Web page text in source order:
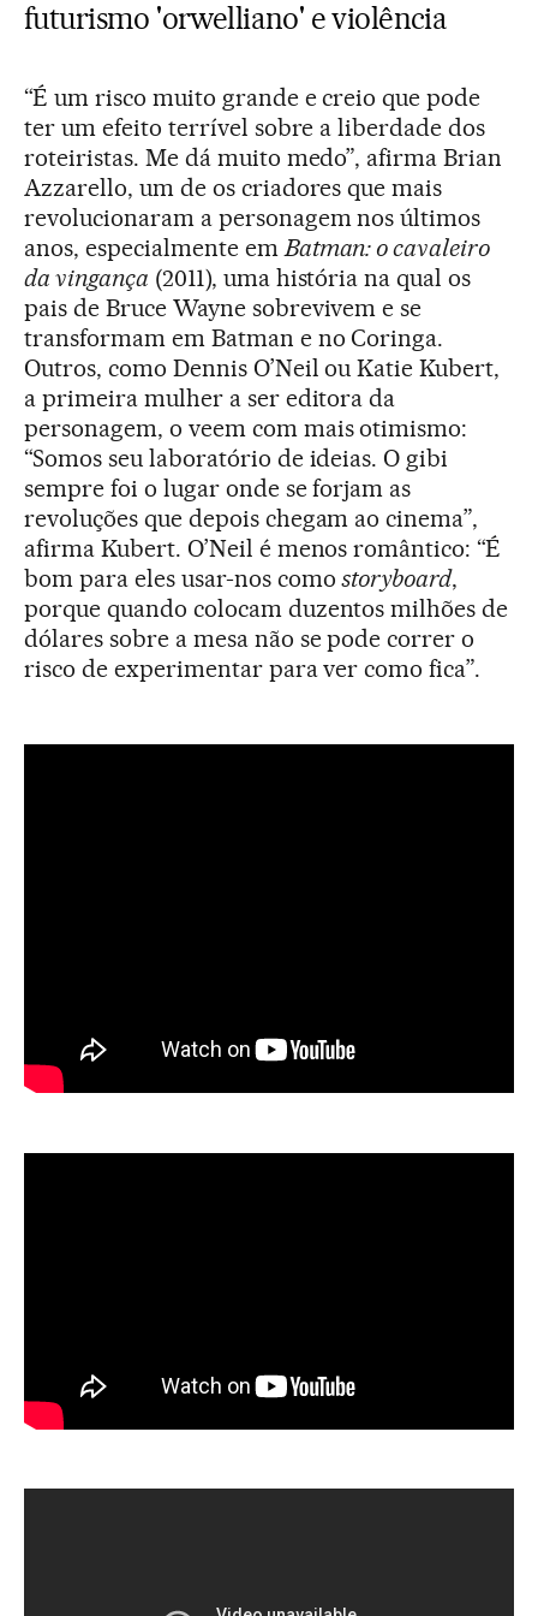
futurismo 'orwelliano' e violência
“É um risco muito grande e creio que pode
ter um efeito terrível sobre a liberdade dos
roteiristas. Me dá muito medo”, afirma Brian
Azzarello, um de os criadores que mais
revolucionaram a personagem nos últimos
anos, especialmente emBatman: o cavaleiro
da vingança (2011), uma história na qual os
pais de Bruce Wayne sobrevivem e se
transformam em Batman e no Coringa.
Outros, como Dennis O’Neil ou Katie Kubert,
a primeira mulher a ser editora da
personagem, o veem com mais otimismo:
“Somos seu laboratório de ideias. O gibi
sempre foi o lugar onde se forjam as
revoluções que depois chegam ao cinema”,
afirma Kubert. O’Neil é menos romântico: “É
bom para eles usar-nos comostoryboard,
porque quando colocam duzentos milhões de
dólares sobre a mesa não se pode correr o
risco de experimentar para ver como fica”.